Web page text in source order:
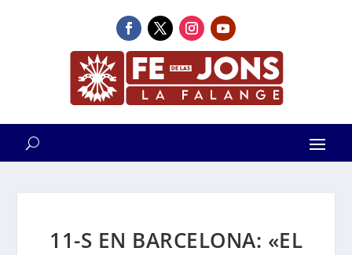
11-S EN BARCELONA: «EL